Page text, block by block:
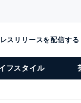
スリリースを配信する
フスタイル